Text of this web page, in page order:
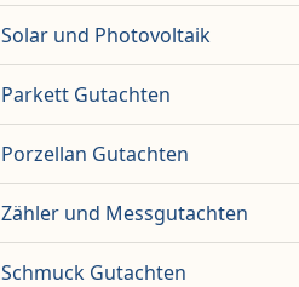
Solar und Photovoltaik
Parkett Gutachten
Porzellan Gutachten
Zähler und Messgutachten
Schmuck Gutachten